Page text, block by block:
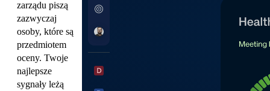
zarządu piszą
zazwyczaj
osoby, które są
przedmiotem
oceny. Twoje
najlepsze
sygnały leżą